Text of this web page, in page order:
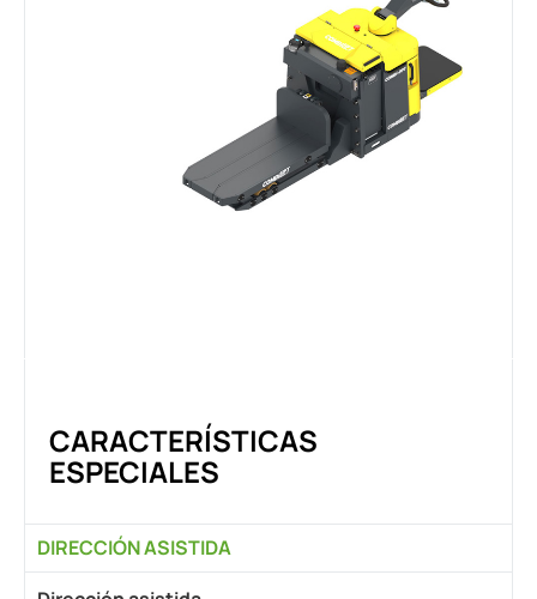
CARACTERÍSTICAS
ESPECIALES
DIRECCIÓN ASISTIDA